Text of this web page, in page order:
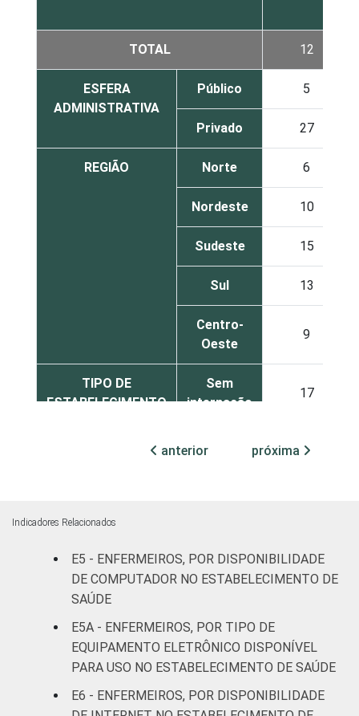
TOTAL 12
ESFERA
ADMINISTRATIVA
Público 5
Privado 27
REGIÃO Norte 6
Nordeste 10
Sudeste 15
Sul 13
Centro-
Oeste
9
TIPO DE
ESTABELECIMENTO
Sem
internação
17
internação
(mais de
8
FAIXA ETÁRIA
Até 30
anos
9
De 31 a 40
16
anterior próxima
Indicadores Relacionados
E5 - ENFERMEIROS, POR DISPONIBILIDADE
DE COMPUTADOR NO ESTABELECIMENTO DE
SAÚDE
E5A - ENFERMEIROS, POR TIPO DE
EQUIPAMENTO ELETRÔNICO DISPONÍVEL
PARA USO NO ESTABELECIMENTO DE SAÚDE
E6 - ENFERMEIROS, POR DISPONIBILIDADE